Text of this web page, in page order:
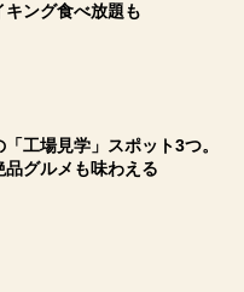
ング食べ放題も
工場見学」スポット3つ。
グルメも味わえる